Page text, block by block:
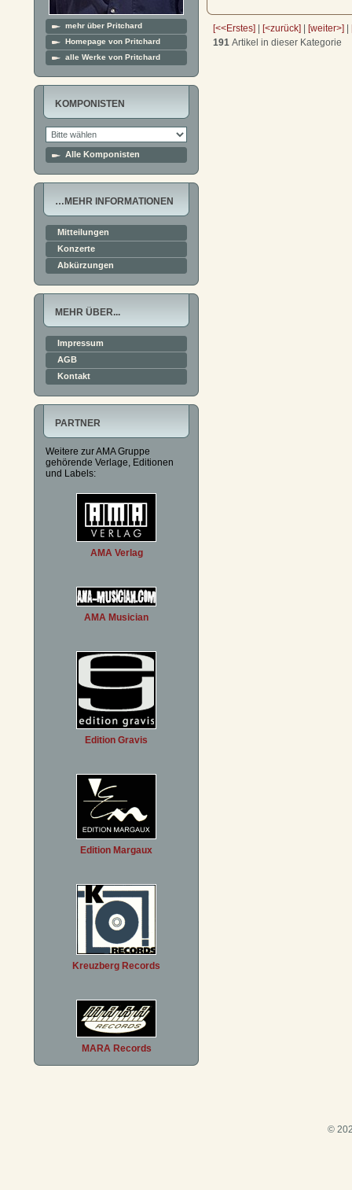
mehr über Pritchard
Homepage von Pritchard
alle Werke von Pritchard
KOMPONISTEN
Alle Komponisten
…MEHR INFORMATIONEN
Mitteilungen
Konzerte
Abkürzungen
MEHR ÜBER...
Impressum
AGB
Kontakt
PARTNER
Weitere zur AMA Gruppe
gehörende Verlage, Editionen
und Labels:
AMA Verlag
AMA Musician
Edition Gravis
Edition Margaux
Kreuzberg Records
MARA Records
[<<Erstes] | [<zurück] | [weiter>] |
191 Artikel in dieser Kategorie
©